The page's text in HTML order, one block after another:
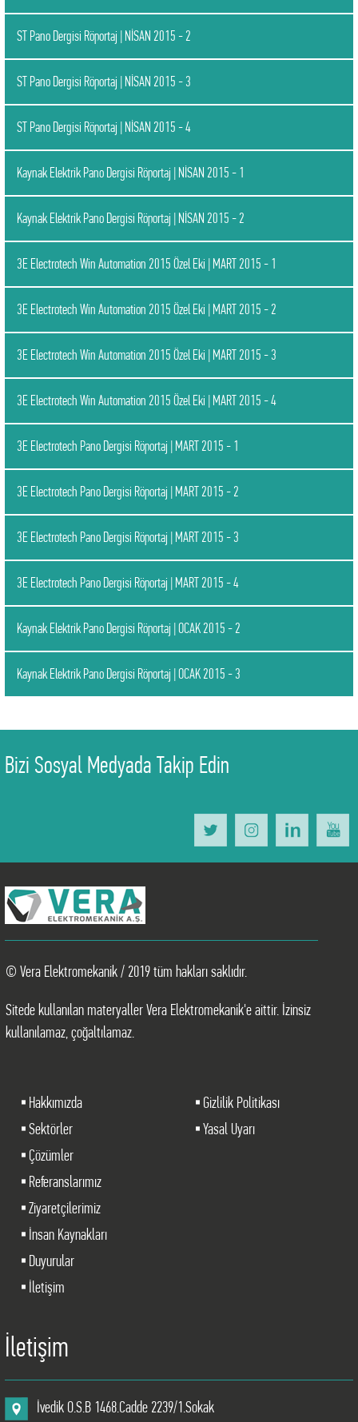
ST Pano Dergisi Röportaj | NİSAN 2015 - 2
ST Pano Dergisi Röportaj | NİSAN 2015 - 3
ST Pano Dergisi Röportaj | NİSAN 2015 - 4
Kaynak Elektrik Pano Dergisi Röportaj | NİSAN 2015 - 1
Kaynak Elektrik Pano Dergisi Röportaj | NİSAN 2015 - 2
3E Electrotech Win Automation 2015 Özel Eki | MART 2015 - 1
3E Electrotech Win Automation 2015 Özel Eki | MART 2015 - 2
3E Electrotech Win Automation 2015 Özel Eki | MART 2015 - 3
3E Electrotech Win Automation 2015 Özel Eki | MART 2015 - 4
3E Electrotech Pano Dergisi Röportaj | MART 2015 - 1
3E Electrotech Pano Dergisi Röportaj | MART 2015 - 2
3E Electrotech Pano Dergisi Röportaj | MART 2015 - 3
3E Electrotech Pano Dergisi Röportaj | MART 2015 - 4
Kaynak Elektrik Pano Dergisi Röportaj | OCAK 2015 - 2
Kaynak Elektrik Pano Dergisi Röportaj | OCAK 2015 - 3
Bizi Sosyal Medyada Takip Edin
© Vera Elektromekanik / 2019 tüm hakları saklıdır.
Sitede kullanılan materyaller Vera Elektromekanik'e aittir. İzinsiz
kullanılamaz, çoğaltılamaz.
Hakkımızda
Sektörler
Çözümler
Referanslarımız
Ziyaretçilerimiz
İnsan Kaynakları
Duyurular
İletişim
Gizlilik Politikası
Yasal Uyarı
İletişim
İvedik O.S.B 1468.Cadde 2239/1.Sokak